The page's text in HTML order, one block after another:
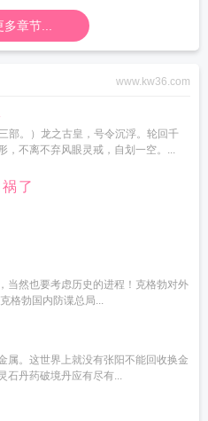
章节...
www.kw36.com
部。）龙之古皇，号令沉浮。轮回千
，不离不弃风眼灵戒，自划一空。...
了
当然也要考虑历史的进程！克格勃对外
格勃国内防谍总局...
属。这世界上就没有张阳不能回收换金
石丹药破境丹应有尽有...